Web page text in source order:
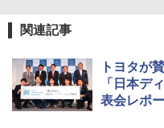
関連記事
トヨタが
「日本デ
表会レポ